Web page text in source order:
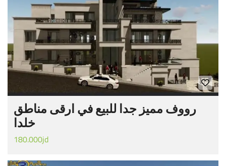
رووف مميز جدا للبيع في ارقى مناطق
خلدا
180.000jd